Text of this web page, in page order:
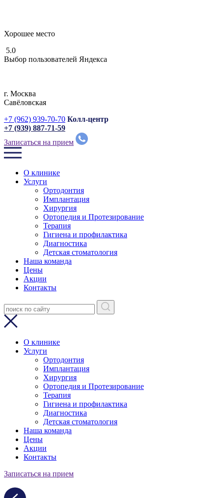
Хорошее место
5.0
Выбор пользователей Яндекса
г. Москвa
Савёловская
+7 (962) 939-70-70 Колл-центр
+7 (939) 887-71-59
Записаться на прием
О клинике
Услуги
Ортодонтия
Имплантация
Хирургия
Ортопедия и Протезирование
Терапия
Гигиена и профилактика
Диагностика
Детская стоматология
Наша команда
Цены
Акции
Контакты
О клинике
Услуги
Ортодонтия
Имплантация
Хирургия
Ортопедия и Протезирование
Терапия
Гигиена и профилактика
Диагностика
Детская стоматология
Наша команда
Цены
Акции
Контакты
Записаться на прием